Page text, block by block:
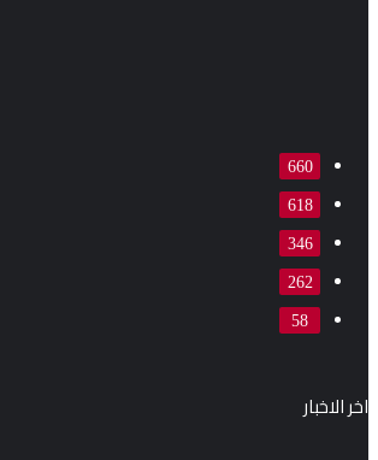
660
618
346
262
58
اخر الاخبار